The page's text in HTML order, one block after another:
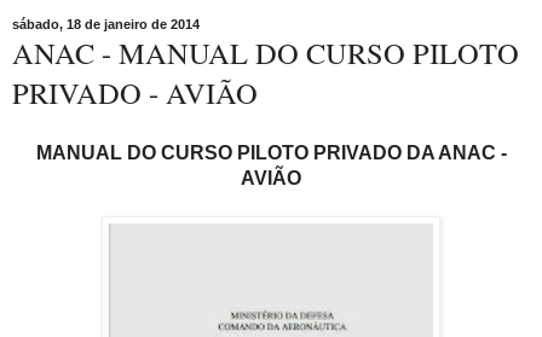
sábado, 18 de janeiro de 2014
ANAC - MANUAL DO CURSO PILOTO
PRIVADO - AVIÃO
MANUAL DO CURSO PILOTO PRIVADO DA ANAC -
AVIÃO